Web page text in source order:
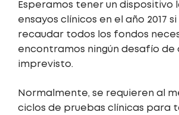
Esperamos tener un dispositivo
ensayos clínicos en el año 2017
recaudar todos los fondos
encontramos ningún desafío de
imprevisto.
Normalmente, se requieren al
ciclos de pruebas clínicas para